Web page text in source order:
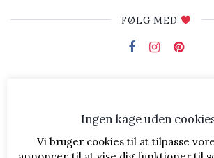
FØLG MED
Ingen kage uden
Vi bruger cookies til at tilpasse